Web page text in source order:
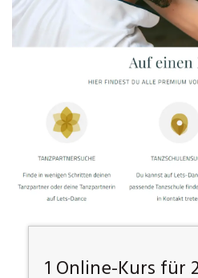
1 Online-Kurs für